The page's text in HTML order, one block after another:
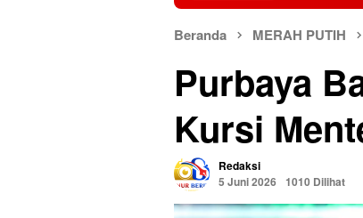
Beranda MERAH PUTIH
Purbaya
Kursi
Redaksi
5 Juni 2026
1010 Dilihat